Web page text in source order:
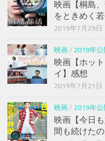
映画【桐島
をときめく
2019年7月29日
映画/ 2019年公
映画【ホッ
イ】感想
2019年7月21日
映画/ 2019年公
映画【今日
間も続けた